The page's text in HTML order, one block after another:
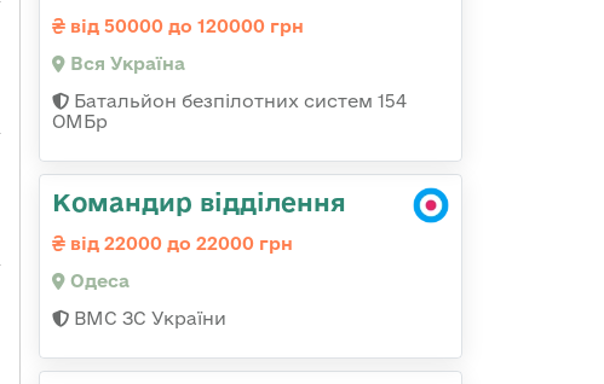
від 50000 до 120000 грн
Вся Україна
Батальйон безпілотних систем 154
ОМБр
Командир відділення
від 22000 до 22000 грн
Одеса
ВМС ЗС України